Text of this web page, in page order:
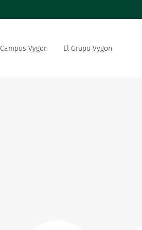
Campus Vygon El Grupo Vygon
Nuestra oferta